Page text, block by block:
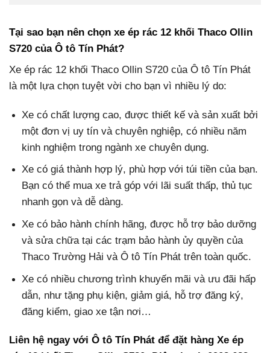
Tại sao bạn nên chọn xe ép rác 12 khối Thaco Ollin
S720 của Ô tô Tín Phát?
Xe ép rác 12 khối Thaco Ollin S720 của Ô tô Tín Phát
là một lựa chọn tuyệt vời cho bạn vì nhiều lý do:
Xe có chất lượng cao, được thiết kế và sản xuất bởi
một đơn vị uy tín và chuyên nghiệp, có nhiều năm
kinh nghiệm trong ngành xe chuyên dụng.
Xe có giá thành hợp lý, phù hợp với túi tiền của bạn.
Bạn có thể mua xe trả góp với lãi suất thấp, thủ tục
nhanh gọn và dễ dàng.
Xe có bảo hành chính hãng, được hỗ trợ bảo dưỡng
và sửa chữa tại các trạm bảo hành ủy quyền của
Thaco Trường Hải và Ô tô Tín Phát trên toàn quốc.
Xe có nhiều chương trình khuyến mãi và ưu đãi hấp
dẫn, như tặng phụ kiện, giảm giá, hỗ trợ đăng ký,
đăng kiểm, giao xe tận nơi…
Liên hệ ngay với Ô tô Tín Phát để đặt hàng Xe ép